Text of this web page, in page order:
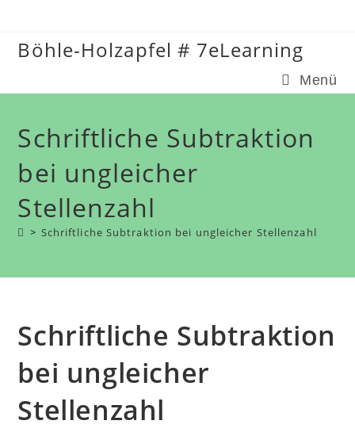
springen
Böhle-Holzapfel # 7eLearning
Menü
Schriftliche Subtraktion
bei ungleicher
Stellenzahl
> Schriftliche Subtraktion bei ungleicher Stellenzahl
Schriftliche Subtraktion
bei ungleicher
Stellenzahl